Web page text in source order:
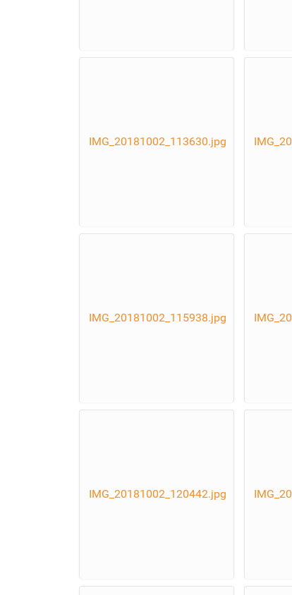
IMG_20181002_113630.jpg
IMG_20181002_115938.jpg
IMG_20181002_120442.jpg